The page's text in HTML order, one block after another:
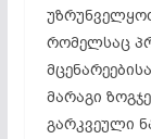
რომელსაც
მარაგი
გარკვეული